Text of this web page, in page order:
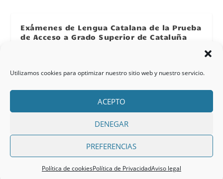
Utilizamos cookies para optimizar nuestro sitio web y nuestro servicio.
ACEPTO
DENEGAR
PREFERENCIAS
Política de cookiesPolítica de PrivacidadAviso legal
Exámenes de Lengua Catalana de la Prueba
de Acceso a Grado Superior de Cataluña
PRUEBA DE ACCESO A GRADO SUPERIOR DE
de los siguientes contenidos: Comprensió. Criteris